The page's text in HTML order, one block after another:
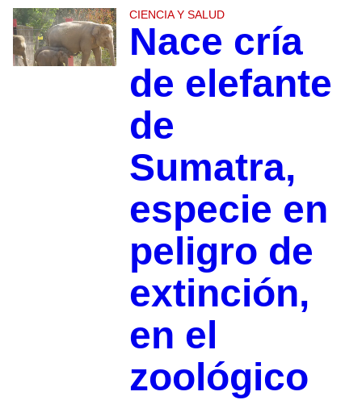
CIENCIA Y SALUD
Nace cría
de elefante
de
Sumatra,
especie en
peligro de
extinción,
en el
zoológico